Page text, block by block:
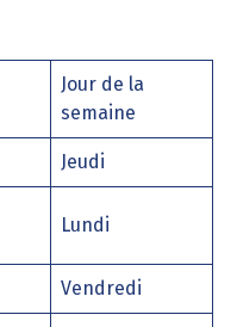
Jour de la
semaine
Jeudi
Lundi
Vendredi